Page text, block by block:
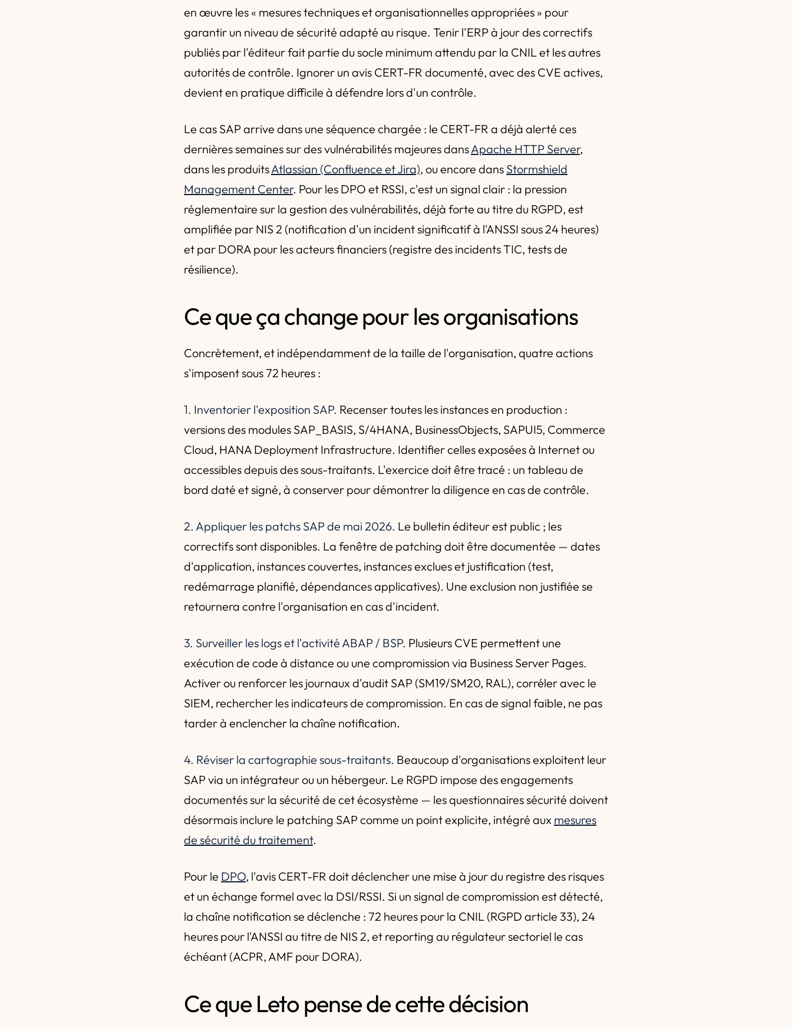
en œuvre les « mesures techniques et organisationnelles appropriées » pour
garantir un niveau de sécurité adapté au risque. Tenir l'ERP à jour des correctifs
publiés par l'éditeur fait partie du socle minimum attendu par la CNIL et les autres
autorités de contrôle. Ignorer un avis CERT-FR documenté, avec des CVE actives,
devient en pratique difficile à défendre lors d'un contrôle.
Le cas SAP arrive dans une séquence chargée : le CERT-FR a déjà alerté ces
dernières semaines sur des vulnérabilités majeures dansApache HTTP Server,
dans les produitsAtlassian (Confluence et Jira), ou encore dans Stormshield
Management Center. Pour les DPO et RSSI, c'est un signal clair : la pression
réglementaire sur la gestion des vulnérabilités, déjà forte au titre du RGPD, est
amplifiée par NIS 2 (notification d'un incident significatif à l'ANSSI sous 24 heures)
et par DORA pour les acteurs financiers (registre des incidents TIC, tests de
résilience).
Ce que ça change pour les organisations
Concrètement, et indépendamment de la taille de l'organisation, quatre actions
s'imposent sous 72 heures :
1. Inventorier l'exposition SAP. Recenser toutes les instances en production :
versions des modules SAP_BASIS, S/4HANA, BusinessObjects, SAPUI5, Commerce
Cloud, HANA Deployment Infrastructure. Identifier celles exposées à Internet ou
accessibles depuis des sous-traitants. L'exercice doit être tracé : un tableau de
bord daté et signé, à conserver pour démontrer la diligence en cas de contrôle.
2. Appliquer les patchs SAP de mai 2026. Le bulletin éditeur est public ; les
correctifs sont disponibles. La fenêtre de patching doit être documentée — dates
d'application, instances couvertes, instances exclues et justification (test,
redémarrage planifié, dépendances applicatives). Une exclusion non justifiée se
retournera contre l'organisation en cas d'incident.
3. Surveiller les logs et l'activité ABAP / BSP. Plusieurs CVE permettent une
exécution de code à distance ou une compromission via Business Server Pages.
Activer ou renforcer les journaux d'audit SAP (SM19/SM20, RAL), corréler avec le
SIEM, rechercher les indicateurs de compromission. En cas de signal faible, ne pas
tarder à enclencher la chaîne notification.
4. Réviser la cartographie sous-traitants. Beaucoup d'organisations exploitent leur
SAP via un intégrateur ou un hébergeur. Le RGPD impose des engagements
documentés sur la sécurité de cet écosystème — les questionnaires sécurité doivent
désormais inclure le patching SAP comme un point explicite, intégré aux mesures
de sécurité du traitement.
Pour le DPO, l'avis CERT-FR doit déclencher une mise à jour du registre des risques
et un échange formel avec la DSI/RSSI. Si un signal de compromission est détecté,
la chaîne notification se déclenche : 72 heures pour la CNIL (RGPD article 33), 24
heures pour l'ANSSI au titre de NIS 2, et reporting au régulateur sectoriel le cas
échéant (ACPR, AMF pour DORA).
Ce que Leto pense de cette décision